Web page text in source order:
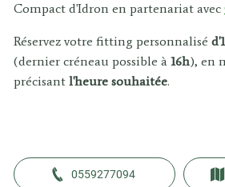
Compact d'Idron en partenariat avec
Réservez votre fitting personnalisé
(dernier créneau possible à 16h), en
précisant l'heure souhaitée.
0559277094